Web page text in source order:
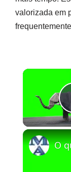
valorizada em